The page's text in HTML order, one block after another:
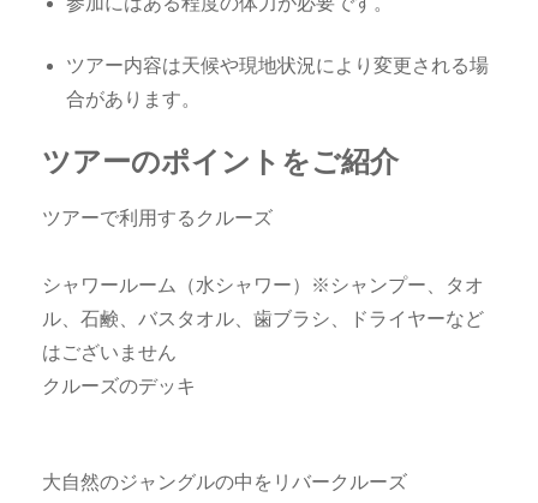
ツアー内容は天候や現地状況により変更される場
合があります。
ツアーのポイントをご紹介
ツアーで利用するクルーズ
シャワールーム（水シャワー）※シャンプー、タオ
ル、石鹸、バスタオル、歯ブラシ、ドライヤーなど
はございません
クルーズのデッキ
大自然のジャングルの中をリバークルーズ